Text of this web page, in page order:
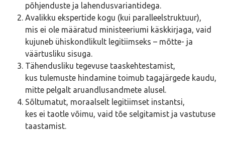
põhjenduste ja lahendusvariantidega.
Avalikku ekspertide kogu (kui paralleelstruktuur),
mis ei ole määratud ministeeriumi käskkirjaga, vaid
kujuneb ühiskondlikult legitiimseks – mõtte- ja
väärtusliku sisuga.
Tähendusliku tegevuse taaskehtestamist,
kus tulemuste hindamine toimub tagajärgede kaudu,
mitte pelgalt aruandlusandmete alusel.
Sõltumatut, moraalselt legitiimset instantsi,
kes ei taotle võimu, vaid tõe selgitamist ja vastutuse
taastamist.